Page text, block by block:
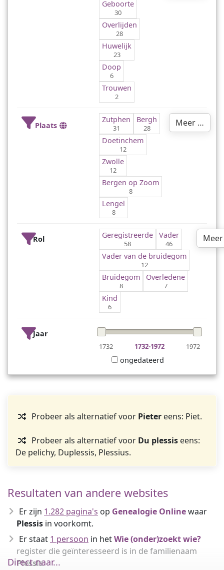
Geboorte
30
Overlijden
28
Huwelijk
23
Doop
6
Trouwen
2
Plaats
Zutphen
31
Bergh
28
Doetinchem
12
Zwolle
12
Bergen op Zoom
8
Lengel
8
Meer …
Rol Geregistreerde
58
Vader
46
Vader van de bruidegom
12
Bruidegom
8
Overledene
7
Kind
6
Jaar
1732 1972
1732-1972
ongedateerd
Probeer als alternatief voor Pietereens: Piet.
Probeer als alternatief voor Du plessiseens:
De pelichy, Duplessis, Plessius.
Resultaten van andere websites
Er zijn 1.282 pagina's op Genealogie Onlinewaar
Plessis in voorkomt.
Er staat 1 persoon in hetWie (onder)zoekt wie?
register die geïnteresseerd is in de familienaam
Plessis.
Direct naar...